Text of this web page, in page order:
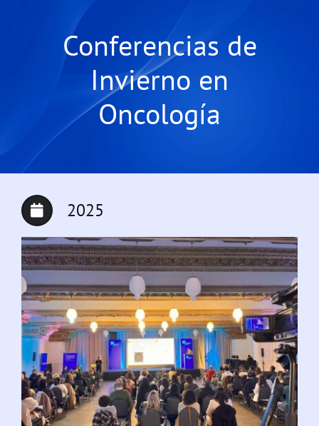
Conferencias de
Invierno en
Oncología
2025